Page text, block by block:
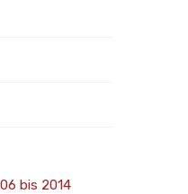
bis 2014